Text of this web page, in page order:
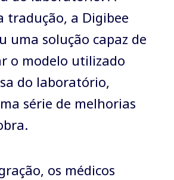
tradução, a Digibee
uma solução capaz de
o modelo utilizado
do laboratório,
série de melhorias
os médicos